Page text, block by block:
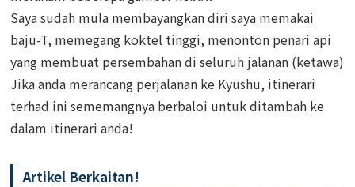
Saya sudah mula membayangkan diri saya memakai
baju-T, memegang koktel tinggi, menonton penari api
yang membuat persembahan di seluruh jalanan (ketawa)
Jika anda merancang perjalanan ke Kyushu, itinerari
terhad ini sememangnya berbaloi untuk ditambah ke
dalam itinerari anda!
Artikel Berkaitan!